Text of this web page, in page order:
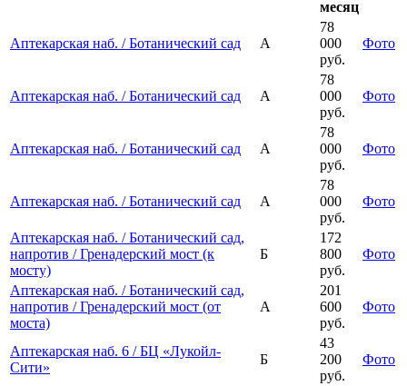
месяц
Аптекарская наб. / Ботанический сад А
78
000
руб.
Фото
Аптекарская наб. / Ботанический сад А
78
000
руб.
Фото
Аптекарская наб. / Ботанический сад А
78
000
руб.
Фото
Аптекарская наб. / Ботанический сад А
78
000
руб.
Фото
Аптекарская наб. / Ботанический сад,
напротив / Гренадерский мост (к
мосту)
Б
172
800
руб.
Фото
Аптекарская наб. / Ботанический сад,
напротив / Гренадерский мост (от
моста)
А
201
600
руб.
Фото
Аптекарская наб. 6 / БЦ «Лукойл-
Сити»
Б
43
200
руб.
Фото